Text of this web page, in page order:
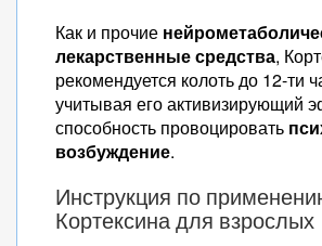
Как и прочие
лекарственные средства,
рекомендуется колоть до 12-ти
учитывая его активизирующий
способность провоцировать
возбуждение.
Инструкция по
Кортексина для взрослых